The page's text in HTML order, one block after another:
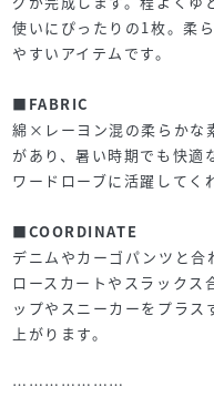
使いにぴったりの1枚。柔
やすいアイテムです。
■FABRIC
綿×レーヨン混の柔らかな
があり、暑い時期でも快適
ワードローブに活躍してく
■COORDINATE
デニムやカーゴパンツと合
ロースカートやスラックス
ップやスニーカーをプラス
上がります。
…………………